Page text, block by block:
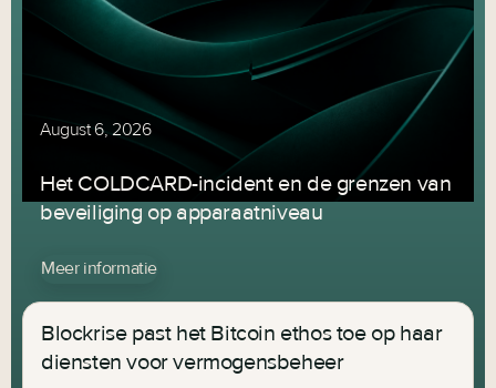
August 6, 2026
Het COLDCARD-incident en de grenzen van
beveiliging op apparaatniveau
Meer informatie
Blockrise past het Bitcoin ethos toe op haar
diensten voor vermogensbeheer